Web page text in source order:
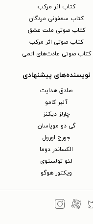
کتاب اثر مرکب
کتاب سمفونی مردگان
کتاب صوتی ملت عشق
کتاب صوتی اثر مرکب
کتاب صوتی عادت‌های اتمی
نویسنده‌های پیشنهادی
صادق هدایت
آلبر کامو
چارلز دیکنز
گی دو موپاسان
جورج اورول
الکساندر دوما
لئو تولستوی
ویکتور هوگو